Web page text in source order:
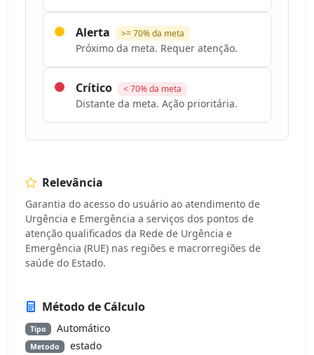
Alerta >= 70% da meta
Próximo da meta. Requer atenção.
Crítico < 70% da meta
Distante da meta. Ação prioritária.
Relevância
Garantia do acesso do usuário ao atendimento de
Urgência e Emergência a serviços dos pontos de
atenção qualificados da Rede de Urgência e
Emergência (RUE) nas regiões e macrorregiões de
saúde do Estado.
Método de Cálculo
Tipo Automático
Metodo estado